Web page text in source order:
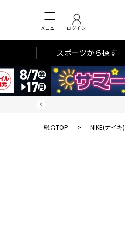
メニュー ログイン
スポーツから探す
総合TOP > NIKE(ナイキ)